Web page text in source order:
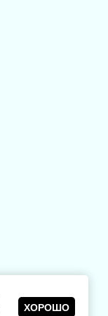
ХОРОШО